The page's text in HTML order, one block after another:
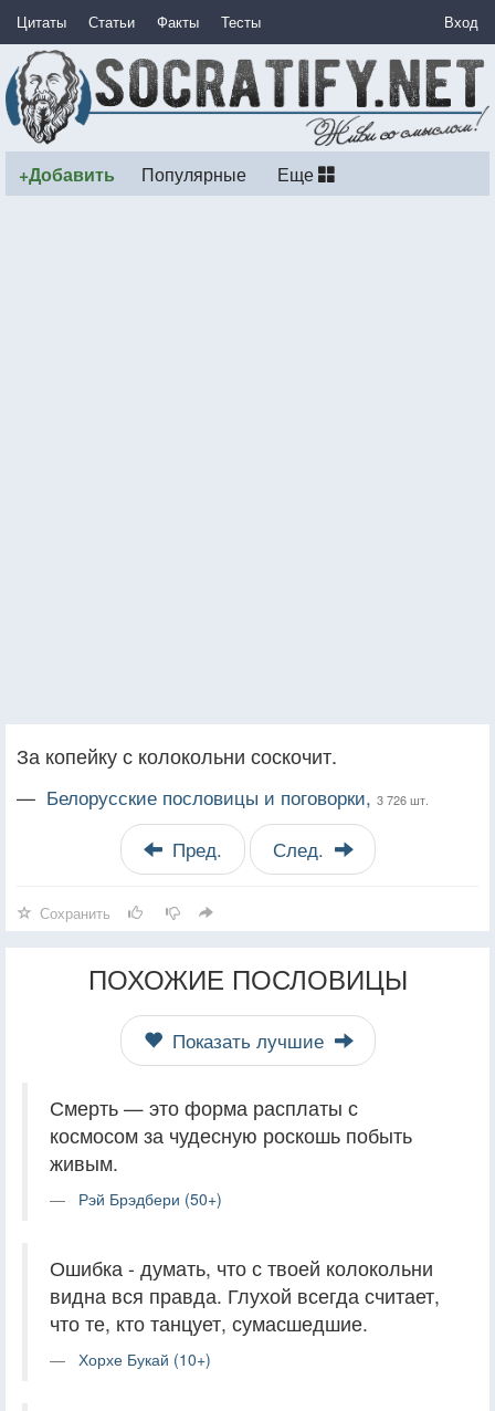
Цитаты Статьи Факты Тесты Вход
+Добавить Популярные Еще
За копейку с колокольни соскочит.
— Белорусские пословицы и поговорки, 3 726 шт.
Пред. След.
Сохранить
ПОХОЖИЕ ПОСЛОВИЦЫ
Показать лучшие
Смерть — это форма расплаты с
космосом за чудесную роскошь побыть
живым.
Рэй Брэдбери (50+)
Ошибка - думать, что с твоей колокольни
видна вся правда. Глухой всегда считает,
что те, кто танцует, сумасшедшие.
Хорхе Букай (10+)